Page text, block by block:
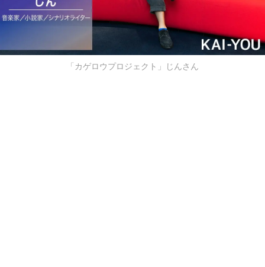
「カゲロウプロジェクト」じんさん